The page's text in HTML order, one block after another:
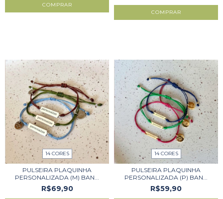
COMPRAR
14 CORES
PULSEIRA PLAQUINHA
PERSONALIZADA (M) BAN...
R$69,90
14 CORES
PULSEIRA PLAQUINHA
PERSONALIZADA (P) BAN...
R$59,90